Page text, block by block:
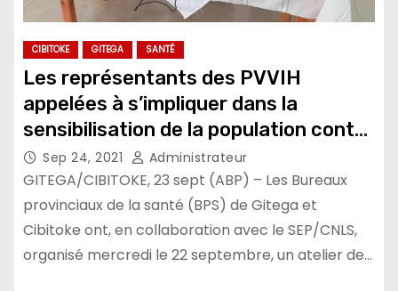
CIBITOKE GITEGA SANTÉ
Les représentants des PVVIH
appelées à s’impliquer dans la
sensibilisation de la population contre
les attitudes de marginalisation à leur
égard
Sep 24, 2021 Administrateur
GITEGA/CIBITOKE, 23 sept (ABP) – Les Bureaux
provinciaux de la santé (BPS) de Gitega et
Cibitoke ont, en collaboration avec le SEP/CNLS,
organisé mercredi le 22 septembre, un atelier de…